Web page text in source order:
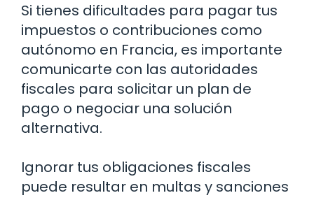
Si tienes dificultades para pagar tus
impuestos o contribuciones como
autónomo en Francia, es importante
comunicarte con las autoridades
fiscales para solicitar un plan de
pago o negociar una solución
alternativa.
Ignorar tus obligaciones fiscales
puede resultar en multas y sanciones